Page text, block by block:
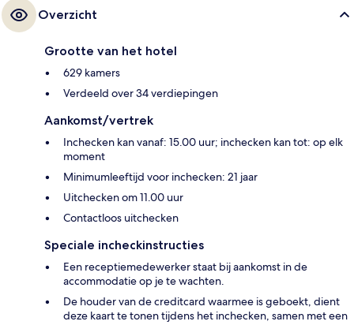
Overzicht
Grootte van het hotel
629 kamers
Verdeeld over 34 verdiepingen
Aankomst/vertrek
Inchecken kan vanaf: 15.00 uur; inchecken kan tot: op elk
moment
Minimumleeftijd voor inchecken: 21 jaar
Uitchecken om 11.00 uur
Contactloos uitchecken
Speciale incheckinstructies
Een receptiemedewerker staat bij aankomst in de
accommodatie op je te wachten.
De houder van de creditcard waarmee is geboekt, dient
deze kaart te tonen tijdens het inchecken, samen met een